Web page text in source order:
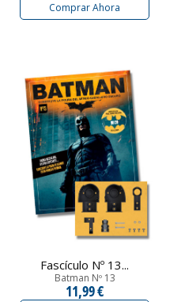
Comprar Ahora
Fascículo Nº 13...
Batman Nº 13
11,99 €